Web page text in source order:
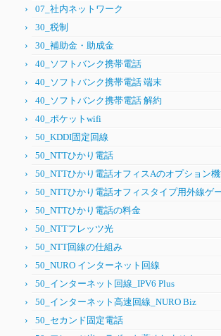
07_社内ネットワーク
30_税制
30_補助金・助成金
40_ソフトバンク携帯電話
40_ソフトバンク携帯電話 端末
40_ソフトバンク携帯電話 解約
40_ポケットwifi
50_KDDI固定回線
50_NTTひかり電話
50_NTTひかり電話オフィスAのオプション
50_NTTひかり電話オフィスタイプ用外線ゲ
50_NTTひかり電話の料金
50_NTTフレッツ光
50_NTT回線の仕組み
50_NURO インターネット回線
50_インターネット回線_IPV6 Plus
50_インターネット高速回線_NURO Biz
50_セカンド固定電話